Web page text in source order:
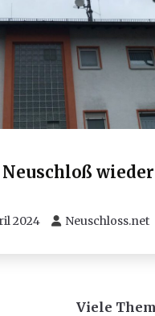
2024 Neuschloss.net
Viele